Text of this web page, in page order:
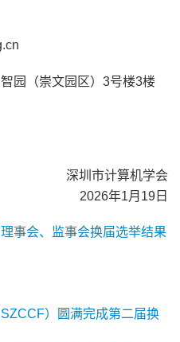
园（崇文园区）3号楼3楼
深圳市计算机学会
2026年1月19日
事会、监事会换届选举结果
）圆满完成第二届换